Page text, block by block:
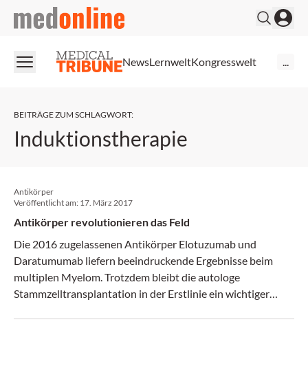
medonline
NewsLernweltKongresswelt
BEITRÄGE ZUM SCHLAGWORT:
Induktionstherapie
Antikörper
Veröffentlicht am: 17. März 2017
Antikörper revolutionieren das Feld
Die 2016 zugelassenen Antikörper Elotuzumab und
Daratumumab liefern ­beeindruckende Ergebnisse beim
multiplen Myelom. Trotzdem bleibt die ­autologe
Stammzelltransplantation in der Erstlinie ein wichtiger